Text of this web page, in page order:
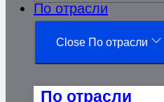
По отрасли
Close По отрасли
По отрасли